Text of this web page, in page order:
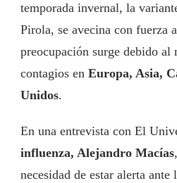
temporada invernal, la
Pirola, se avecina con fuerza
preocupación surge debido al
contagios en Europa, Asia,
Unidos.
En una entrevista con El
influenza, Alejandro Macías
necesidad de estar alerta